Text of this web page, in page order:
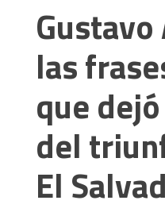
las
que
del
El